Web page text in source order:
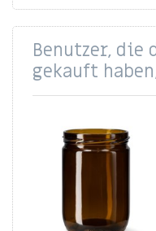
Benutzer, die
gekauft